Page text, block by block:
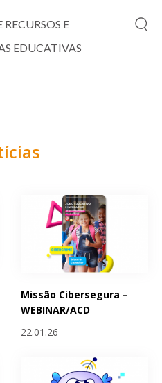
E
EDUCATIVAS
Missão Cibersegura –
WEBINAR/ACD
22.01.26